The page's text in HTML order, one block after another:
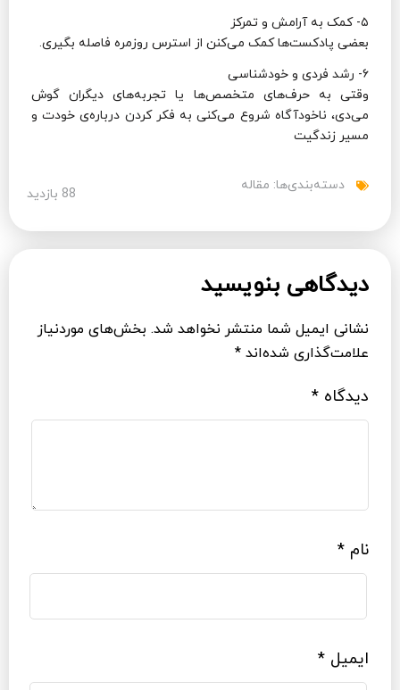
۵- کمک به آرامش و تمرکز
بعضی پادکست‌ها کمک می‌کنن از استرس روزمره فاصله بگیری.
۶- رشد فردی و خودشناسی
وقتی به حرف‌های متخصص‌ها یا تجربه‌های دیگران گوش
می‌دی، ناخودآگاه شروع می‌کنی به فکر کردن درباره‌ی خودت و
مسیر زندگیت
دسته‌بندی‌ها: مقاله
88 بازدید
دیدگاهی بنویسید
نشانی ایمیل شما منتشر نخواهد شد. بخش‌های موردنیاز
علامت‌گذاری شده‌اند *
دیدگاه *
نام *
ایمیل *